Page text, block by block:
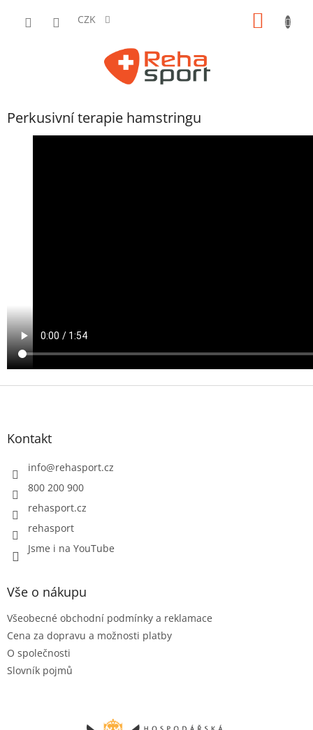
CZK
Perkusivní terapie hamstringu
Z
Kontakt
info@rehasport.cz
800 200 900
rehasport.cz
rehasport
Jsme i na YouTube
Vše o nákupu
Všeobecné obchodní podmínky a reklamace
Cena za dopravu a možnosti platby
O společnosti
Slovník pojmů